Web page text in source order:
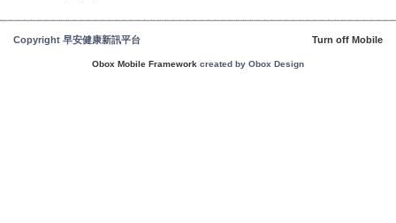
Copyright 早安健康新訊平台 Turn off Mobile
Obox Mobile Framework created by Obox Design